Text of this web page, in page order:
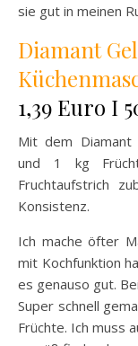
sie gut in meinen
Diamant
1,39 Euro I
Mit dem Diamant
und 1 kg
Fruchtaufstrich
Konsistenz.
Ich mache öfter
mit Kochfunktion
es genauso gut.
Super schnell
Früchte. Ich muss